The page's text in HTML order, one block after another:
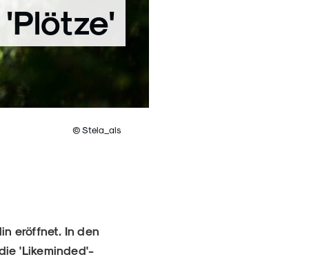
© Stela_als
eröffnet. In den
'Likeminded'-